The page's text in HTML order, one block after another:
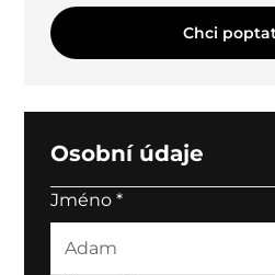
Chci
Osobní údaje
Jméno*